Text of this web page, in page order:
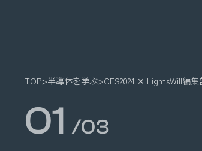
TOP 半導体を学ぶ CES2024 ✕ LightsWill編集
01 /03